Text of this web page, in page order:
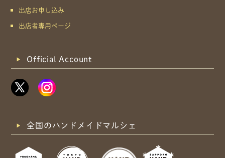
出店お申し込み
出店者専用ページ
Official Account
全国のハンドメイドマルシェ